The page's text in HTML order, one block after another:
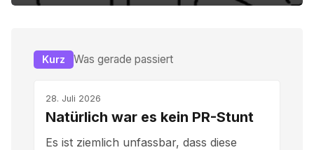
Kurz Was gerade passiert
28. Juli 2026
Natürlich war es kein PR-Stunt
Es ist ziemlich unfassbar, dass diese